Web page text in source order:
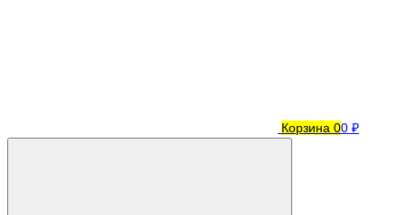
Корзина 00 ₽